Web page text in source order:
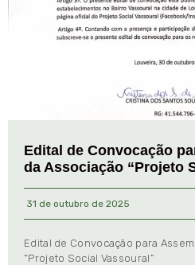
Edital de Convocação
da Associação “Projeto
31 de outubro de 2025
Edital de Convocação para
“Projeto Social Vassoural”